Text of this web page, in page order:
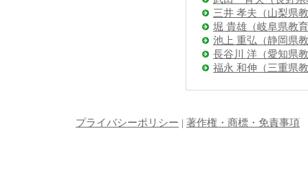
三井 孝夫（山梨県
堀 貴雄（岐阜県教
池上 重弘（静岡県
長谷川 洋（愛知県
福永 和伸（三重県
プライバシーポリシー | 著作権・商標・免責事項